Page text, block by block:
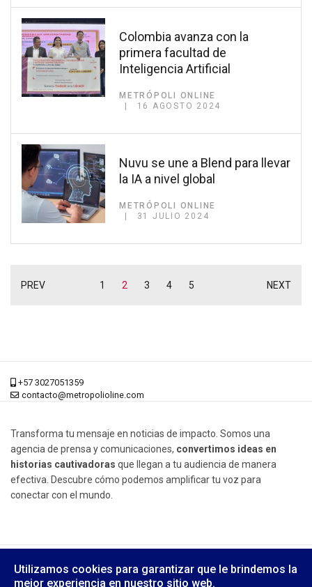
Colombia avanza con la
primera facultad de
Inteligencia Artificial
METRÓPOLI ONLINE
16 AGOSTO 2024
Nuvu se une a Blend para llevar
la IA a nivel global
METRÓPOLI ONLINE
31 JULIO 2024
PREV 1 2 3 4 5 NEXT
+57 3027051359
contacto@metropolioline.com
Transforma tu mensaje en noticias de impacto. Somos una
agencia de prensa y comunicaciones, convertimos ideas en
historias cautivadoras que llegan a tu audiencia de manera
efectiva. Descubre cómo podemos amplificar tu voz para
conectar con el mundo.
© 2026 Metrópoli Online, Derechos Reservados.
Diseño Web:
Kineti
Utilizamos cookies para garantizar que le brindemos la
mejor experiencia en nuestro sitio web.